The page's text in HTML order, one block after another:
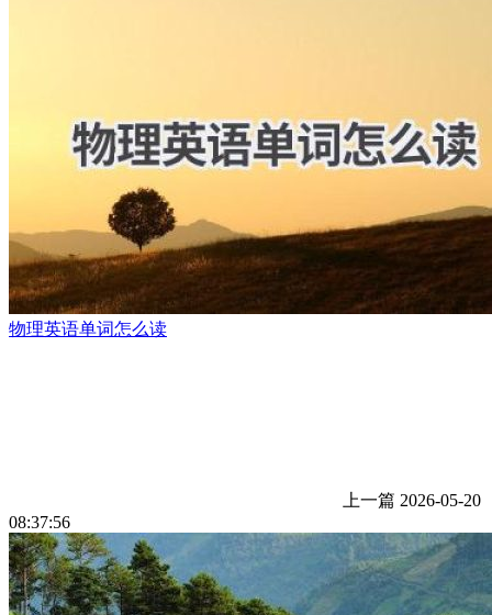
物理英语单词怎么读
上一篇 2026-05-20
08:37:56